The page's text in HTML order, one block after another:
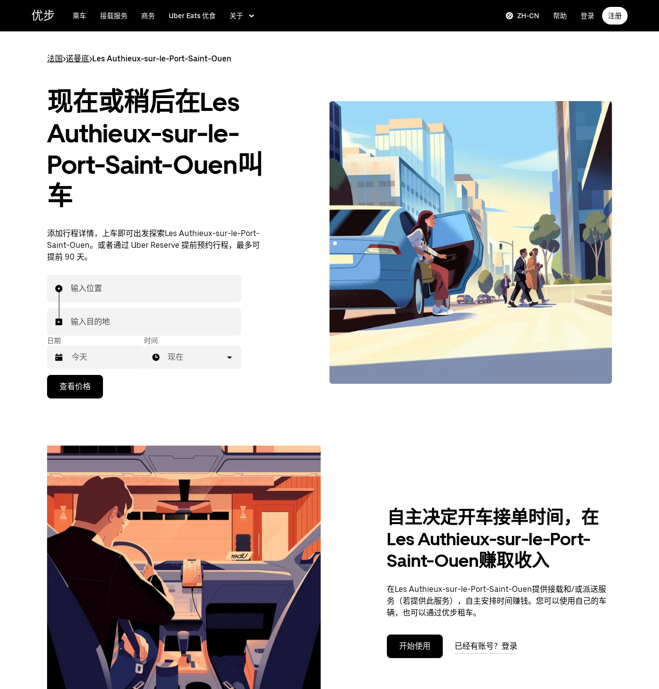
优步 乘车 接载服务 商务 Uber Eats 优食 关于 ZH-CN 帮助 登录 注册
法国>诺曼底>Les Authieux-sur-le-Port-Saint-Ouen
现在或稍后在Les
Authieux-sur-le-
Port-Saint-Ouen叫
车
添加行程详情，上车即可出发探索Les Authieux-sur-le-Port-
Saint-Ouen。或者通过 Uber Reserve 提前预约行程，最多可
提前 90 天。
输入位置
输入目的地
日期
向
可
览
历
选
择
期。
关
闭
历。
时间
现在
查看价格
自主决定开车接单时间，在
Les Authieux-sur-le-Port-
Saint-Ouen赚取收入
在Les Authieux-sur-le-Port-Saint-Ouen提供接载和/或派送服
务（若提供此服务），自主安排时间赚钱。您可以使用自己的车
辆，也可以通过优步租车。
开始使用 已经有账号？登录